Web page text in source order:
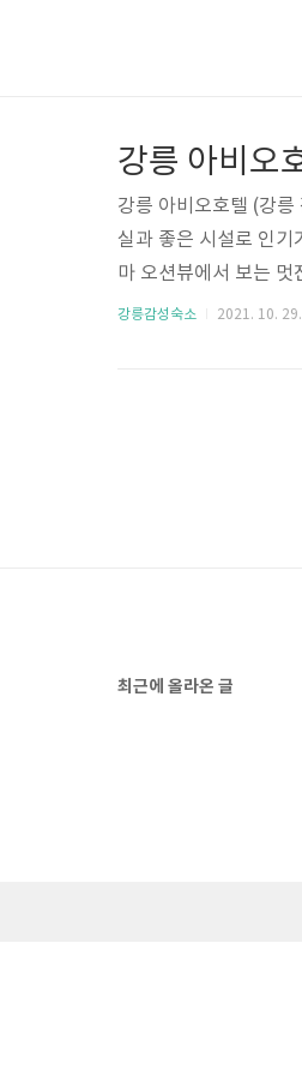
강릉 아비오
강릉 아비오호텔 (강
실과 좋은 시설로 인기
마 오션뷰에서 보는 멋
느낌을 주는 딱 인스타
도록하겠습니다. 강
강릉감성숙소 2021. 10.
최근에 올라온 글